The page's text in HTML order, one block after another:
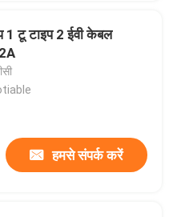
1 टू टाइप 2 ईवी केबल
हमसे संपर्क करें